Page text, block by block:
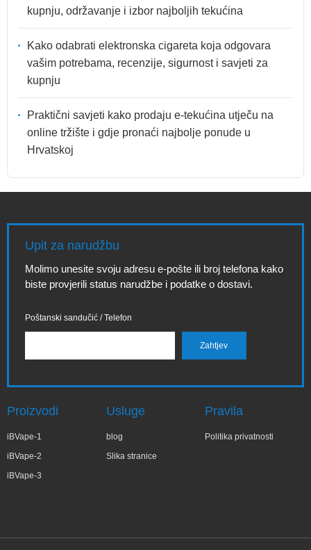
kupnju, održavanje i izbor najboljih tekućina
Kako odabrati elektronska cigareta koja odgovara
vašim potrebama, recenzije, sigurnost i savjeti za
kupnju
Praktični savjeti kako prodaju e-tekućina utječu na
online tržište i gdje pronaći najbolje ponude u
Hrvatskoj
Upit za narudžbu
Molimo unesite svoju adresu e-pošte ili broj telefona kako
biste provjerili status narudžbe i podatke o dostavi.
Poštanski sandučić / Telefon
Proizvodi
iBVape-1
iBVape-2
iBVape-3
Usluge
blog
Slika stranice
Pravila
Politika privatnosti